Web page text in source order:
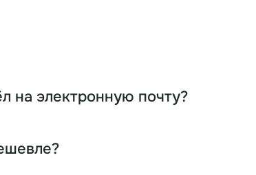
на электронную почту?